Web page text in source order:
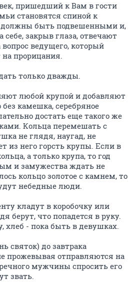
пришедший к Вам в гости
становятся спиной к
должны быть подвешенными и,
себе, закрыв глаза, отвечают
вопрос ведущего, который
на прорицания.
только дважды.
любой крупой и добавляют
камешка, серебряное
достать еще такого же
Кольца перемешать с
не глядя, наугад, не
из него горсть крупы. Если в
а только крупа, то год
и замужества ждать не
кольцо золотое с камнем, то
небедные люди.
кладут в коробочку или
берут, что попадется в руку.
хлеб - пока быть в девушках.
святок) до завтрака
прожевывая отправляются на
мужчины спросить его
звать.